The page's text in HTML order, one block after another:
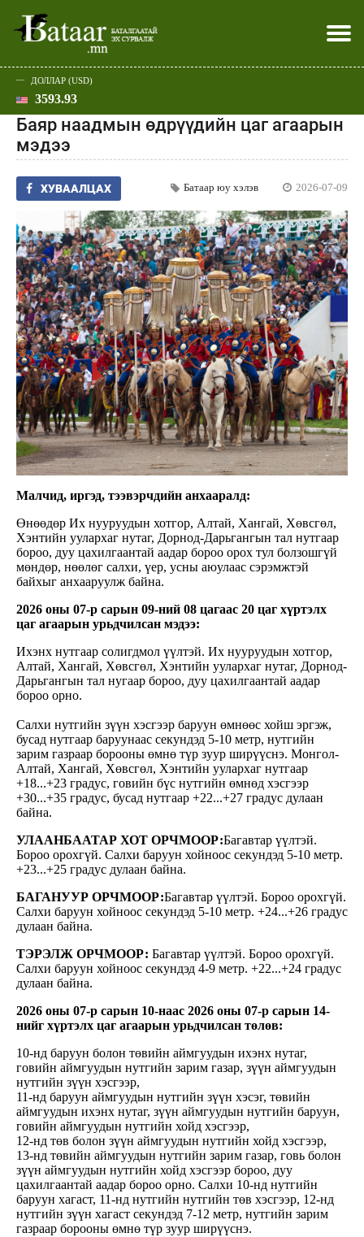
Эхлэл
Улс төр
Нийгэм
Эдийн засаг
Дэлхий
Спорт
Шар
Батаар юу хэлэв
Хэвлэл мэдээллээр
ДОЛЛАР (USD)
3593.93
Баяр наадмын өдрүүдийн цаг агаарын
мэдээ
ХУВААЛЦАХ Батаар юу хэлэв 2026-07-09
Малчид, иргэд, тээвэрчдийн анхааралд:
Өнөөдөр Их нууруудын хотгор, Алтай, Хангай, Хөвсгөл,
Хэнтийн уулархаг нутаг, Дорнод-Дарьгангын тал нутгаар
бороо, дуу цахилгаантай аадар бороо орох тул болзошгүй
мөндөр, нөөлөг салхи, үер, усны аюулаас сэрэмжтэй
байхыг анхааруулж байна.
2026 оны 07-р сарын 09-ний 08 цагаас 20 цаг хүртэлх
цаг агаарын урьдчилсан мэдээ:
Ихэнх нутгаар солигдмол үүлтэй. Их нууруудын хотгор,
Алтай, Хангай, Хөвсгөл, Хэнтийн уулархаг нутаг, Дорнод-
Дарьгангын тал нугаар бороо, дуу цахилгаантай аадар
бороо орно.
Салхи нутгийн зүүн хэсгээр баруун өмнөөс хойш эргэж,
бусад нутгаар баруунаас секундэд 5-10 метр, нутгийн
зарим газраар борооны өмнө түр зуур ширүүснэ. Монгол-
Алтай, Хангай, Хөвсгөл, Хэнтийн уулархаг нутгаар
+18...+23 градус, говийн бүс нутгийн өмнөд хэсгээр
+30...+35 градус, бусад нутгаар +22...+27 градус дулаан
байна.
УЛААНБААТАР ХОТ ОРЧМООР:Багавтар үүлтэй.
Бороо орохгүй. Салхи баруун хойноос секундэд 5-10 метр.
+23...+25 градус дулаан байна.
БАГАНУУР ОРЧМООР:Багавтар үүлтэй. Бороо орохгүй.
Салхи баруун хойноос секундэд 5-10 метр. +24...+26 градус
дулаан байна.
ТЭРЭЛЖ ОРЧМООР: Багавтар үүлтэй. Бороо орохгүй.
Салхи баруун хойноос секундэд 4-9 метр. +22...+24 градус
дулаан байна.
2026 оны 07-р сарын 10-наас 2026 оны 07-р сарын 14-
нийг хүртэлх цаг агаарын урьдчилсан төлөв:
10-нд баруун болон төвийн аймгуудын ихэнх нутаг,
говийн аймгуудын нутгийн зарим газар, зүүн аймгуудын
нутгийн зүүн хэсгээр,
11-нд баруун аймгуудын нутгийн зүүн хэсэг, төвийн
аймгуудын ихэнх нутаг, зүүн аймгуудын нутгийн баруун,
говийн аймгуудын нутгийн хойд хэсгээр,
12-нд төв болон зүүн аймгуудын нутгийн хойд хэсгээр,
13-нд төвийн аймгуудын нутгийн зарим газар, говь болон
зүүн аймгуудын нутгийн хойд хэсгээр бороо, дуу
цахилгаантай аадар бороо орно. Салхи 10-нд нутгийн
баруун хагаст, 11-нд нутгийн нутгийн төв хэсгээр, 12-нд
нутгийн зүүн хагаст секундэд 7-12 метр, нутгийн зарим
газраар борооны өмнө түр зуур ширүүснэ.